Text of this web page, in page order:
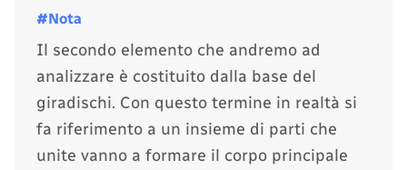
Il secondo elemento che andremo ad
analizzare è costituito dalla base del
giradischi. Con questo termine in realtà si
fa riferimento a un insieme di parti che
unite vanno a formare il corpo principale